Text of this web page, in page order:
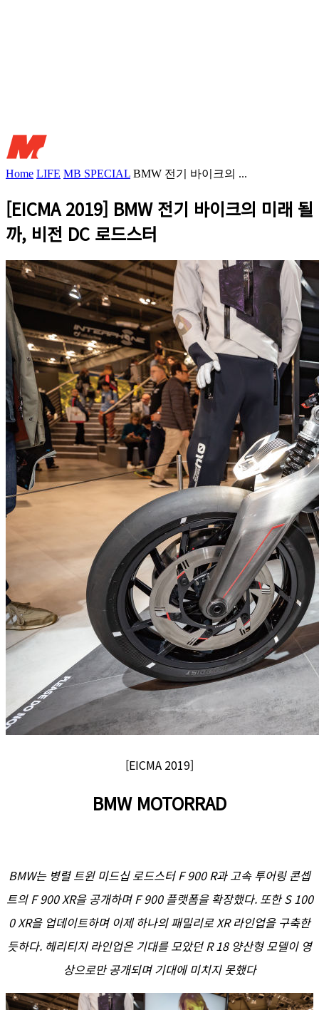
Home LIFE MB SPECIAL BMW 전기 바이크의 ...
[EICMA 2019] BMW 전기 바이크의 미래 될
까, 비전 DC 로드스터
[EICMA 2019]
BMW MOTORRAD
BMW는 병렬 트윈 미드십 로드스터 F 900 R과 고속 투어링 콘셉
트의 F 900 XR을 공개하며 F 900 플랫폼을 확장했다. 또한 S 100
0 XR을 업데이트하며 이제 하나의 패밀리로 XR 라인업을 구축한
듯하다. 헤리티지 라인업은 기대를 모았던 R 18 양산형 모델이 영
상으로만 공개되며 기대에 미치지 못했다